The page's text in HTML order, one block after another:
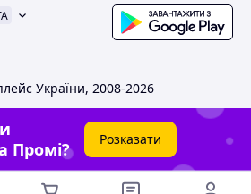
України, 2008-2026
Промі?
Розказати